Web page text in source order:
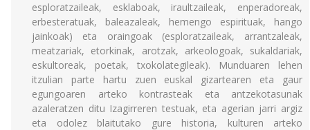
esploratzaileak, esklaboak, iraultzaileak, enperadoreak,
erbesteratuak, baleazaleak, hemengo espirituak, hango
jainkoak) eta oraingoak (esploratzaileak, arrantzaleak,
meatzariak, etorkinak, arotzak, arkeologoak, sukaldariak,
eskultoreak, poetak, txokolategileak). Munduaren lehen
itzulian parte hartu zuen euskal gizartearen eta gaur
egungoaren arteko kontrasteak eta antzekotasunak
azaleratzen ditu Izagirreren testuak, eta agerian jarri argiz
eta odolez blaitutako gure historia, kulturen arteko